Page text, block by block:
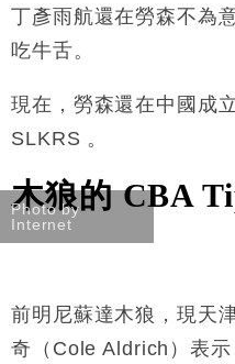
丁彥雨航還在勞森不為
吃牛舌。
現在， 勞森還在中國成
SLKRS 。
木狼的 CBA
Photo by
Internet
前明尼蘇達木狼，現天
奇（Cole Aldrich）表